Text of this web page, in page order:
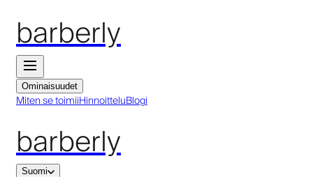
barberly
Ominaisuudet
Miten se toimiiHinnoitteluBlogi
barberly
Suomi